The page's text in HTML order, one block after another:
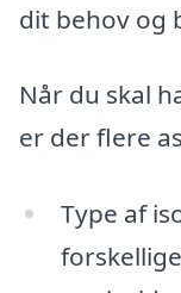
dit behov og
Når du skal
er der flere
Type af